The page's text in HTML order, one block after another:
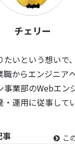
チェリー
たいという想いで
からエンジニア
業部のWebエン
・運用に従事して
事
こ